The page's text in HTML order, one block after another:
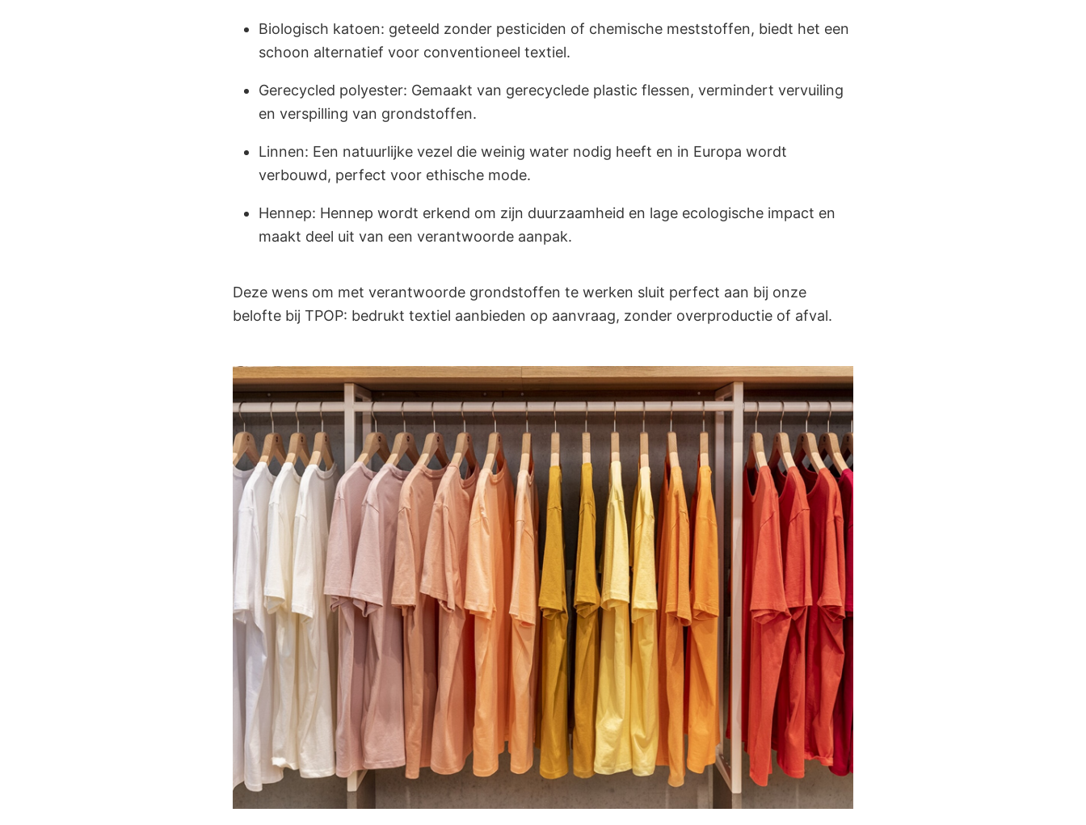
Biologisch katoen: geteeld zonder pesticiden of chemische meststoffen, biedt het een
schoon alternatief voor conventioneel textiel.
Gerecycled polyester: Gemaakt van gerecyclede plastic flessen, vermindert vervuiling
en verspilling van grondstoffen.
Linnen: Een natuurlijke vezel die weinig water nodig heeft en in Europa wordt
verbouwd, perfect voor ethische mode.
Hennep: Hennep wordt erkend om zijn duurzaamheid en lage ecologische impact en
maakt deel uit van een verantwoorde aanpak.
Deze wens om met verantwoorde grondstoffen te werken sluit perfect aan bij onze
belofte bij TPOP: bedrukt textiel aanbieden op aanvraag, zonder overproductie of afval.